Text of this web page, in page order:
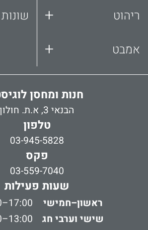
ריהוט +
אמבט +
שונות
חנות ומחסן
הבנאי 3, א.ת. חולון
טלפון
03-945-5828
פקס
03-559-7040
שעות פעילות
ראשון–חמישי
שישי וערבי חג